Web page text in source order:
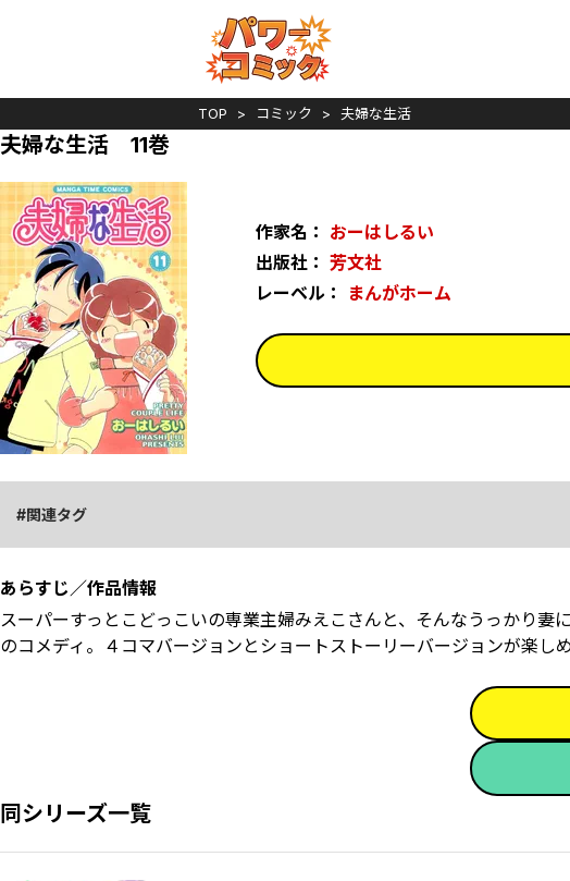
TOP コミック 夫婦な生活
夫婦な生活 11巻
作家名： おーはしるい
出版社： 芳文社
レーベル：
まんがホーム
関連タグ
あらすじ／作品情報
スーパーすっとこどっこいの専業主婦みえこさんと、そんなうっかり
のコメディ。４コマバージョンとショートストーリーバージョンが楽しめ
同シリーズ一覧